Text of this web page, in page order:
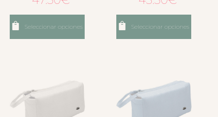
Seleccionar opciones Seleccionar opciones